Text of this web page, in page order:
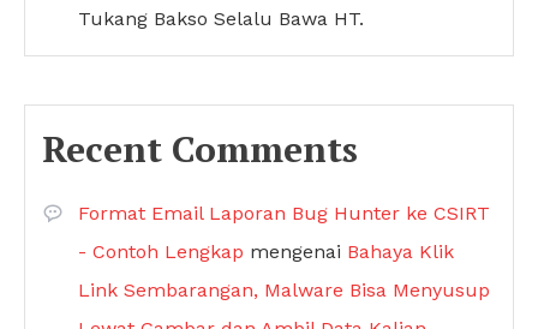
Tukang Bakso Selalu Bawa HT.
Recent Comments
Format Email Laporan Bug Hunter ke CSIRT
- Contoh Lengkap mengenai Bahaya Klik
Link Sembarangan, Malware Bisa Menyusup